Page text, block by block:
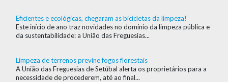
Eficientes e ecológicas, chegaram as bicicletas da limpeza!
Este início de ano traz novidades no domínio da limpeza pública e
da sustentabilidade: a União das Freguesias...
Limpeza de terrenos previne fogos florestais
A União das Freguesias de Setúbal alerta os proprietários para a
necessidade de procederem, até ao final...